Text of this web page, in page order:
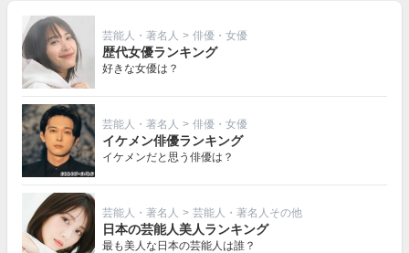
芸能人・著名人 > 俳優・女優
歴代女優ランキング
好きな女優は？
芸能人・著名人 > 俳優・女優
イケメン俳優ランキング
イケメンだと思う俳優は？
芸能人・著名人 > 芸能人・著名人その他
日本の芸能人美人ランキング
最も美人な日本の芸能人は誰？